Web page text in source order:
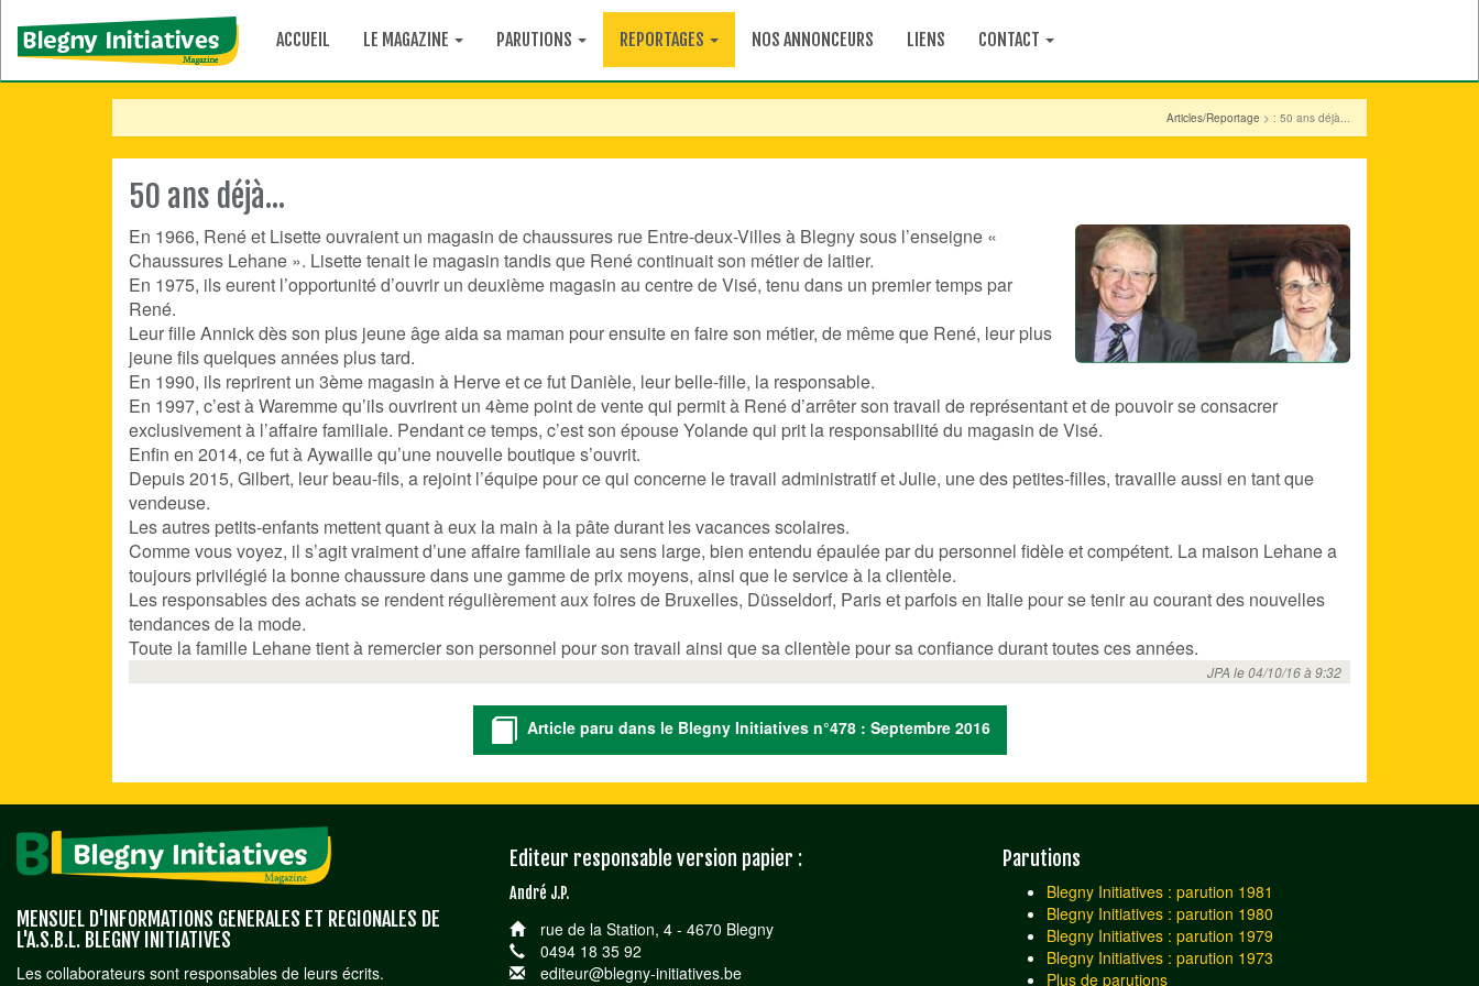
ACCUEIL LE MAGAZINE PARUTIONS REPORTAGES NOS ANNONCEURS LIENS CONTACT
Articles/Reportage > : 50 ans déjà...
50 ans déjà...
En 1966, René et Lisette ouvraient un magasin de chaussures rue Entre-deux-Villes à Blegny sous l’enseigne «
Chaussures Lehane ». Lisette tenait le magasin tandis que René continuait son métier de laitier.
En 1975, ils eurent l’opportunité d’ouvrir un deuxième magasin au centre de Visé, tenu dans un premier temps par
René.
Leur fille Annick dès son plus jeune âge aida sa maman pour ensuite en faire son métier, de même que René, leur plus
jeune fils quelques années plus tard.
En 1990, ils reprirent un 3ème magasin à Herve et ce fut Danièle, leur belle-fille, la responsable.
En 1997, c’est à Waremme qu’ils ouvrirent un 4ème point de vente qui permit à René d’arrêter son travail de représentant et de pouvoir se consacrer
exclusivement à l’affaire familiale. Pendant ce temps, c’est son épouse Yolande qui prit la responsabilité du magasin de Visé.
Enfin en 2014, ce fut à Aywaille qu’une nouvelle boutique s’ouvrit.
Depuis 2015, Gilbert, leur beau-fils, a rejoint l’équipe pour ce qui concerne le travail administratif et Julie, une des petites-filles, travaille aussi en tant que
vendeuse.
Les autres petits-enfants mettent quant à eux la main à la pâte durant les vacances scolaires.
Comme vous voyez, il s’agit vraiment d’une affaire familiale au sens large, bien entendu épaulée par du personnel fidèle et compétent. La maison Lehane a
toujours privilégié la bonne chaussure dans une gamme de prix moyens, ainsi que le service à la clientèle.
Les responsables des achats se rendent régulièrement aux foires de Bruxelles, Düsseldorf, Paris et parfois en Italie pour se tenir au courant des nouvelles
tendances de la mode.
Toute la famille Lehane tient à remercier son personnel pour son travail ainsi que sa clientèle pour sa confiance durant toutes ces années.
JPA le 04/10/16 à 9:32
Article paru dans le Blegny Initiatives n°478 : Septembre 2016
MENSUEL D'INFORMATIONS GENERALES ET REGIONALES DE
L'A.S.B.L. BLEGNY INITIATIVES
Les collaborateurs sont responsables de leurs écrits.
Editeur responsable version papier :
André J.P.
rue de la Station, 4 - 4670 Blegny
0494 18 35 92
editeur@blegny-initiatives.be
Parutions
Blegny Initiatives : parution 1981
Blegny Initiatives : parution 1980
Blegny Initiatives : parution 1979
Blegny Initiatives : parution 1973
Plus de parutions